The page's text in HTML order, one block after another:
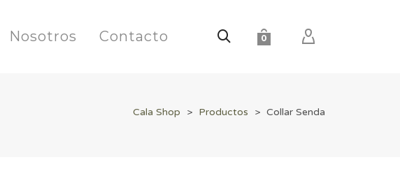
0
Nosotros Contacto
Cala Shop > Productos > Collar Senda